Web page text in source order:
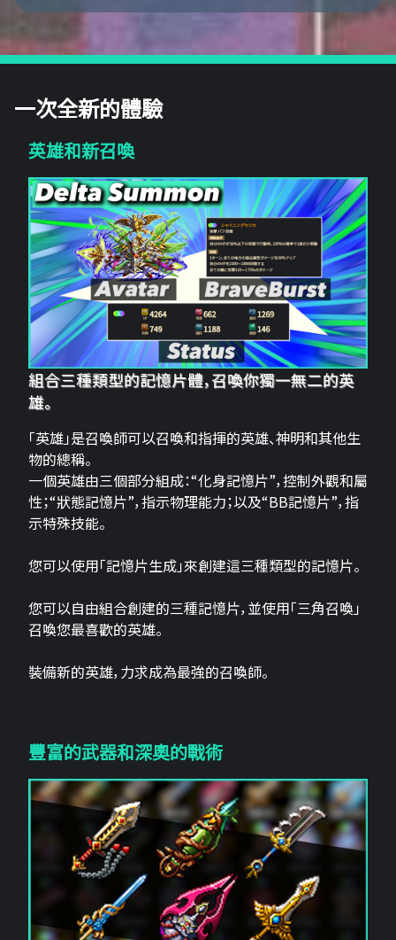
一次全新的體驗
英雄和新召喚
組合三種類型的記憶片體，召喚你獨一無二的英
雄。
「英雄」是召喚師可以召喚和指揮的英雄、神明和其他生
物的總稱。
一個英雄由三個部分組成：“化身記憶片”，控制外觀和屬
性；“狀態記憶片”，指示物理能力；以及“BB記憶片”，指
示特殊技能。
您可以使用「記憶片生成」來創建這三​​種類型的記憶片。
您可以自由組合創建的三種記憶片，並使用「三角召喚」
召喚您最喜歡的英雄。
裝備新的英雄，力求成為最強的召喚師。
豐富的武器和深奧的戰術